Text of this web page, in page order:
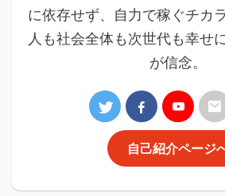
に依存せず、自力で稼ぐチカ
人も社会全体も次世代も幸せ
が信念。
自己紹介ページ